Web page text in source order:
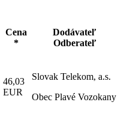
Cena
*
Dodávateľ
Odberateľ
46,03
EUR
Slovak Telekom, a.s.
Obec Plavé Vozokany